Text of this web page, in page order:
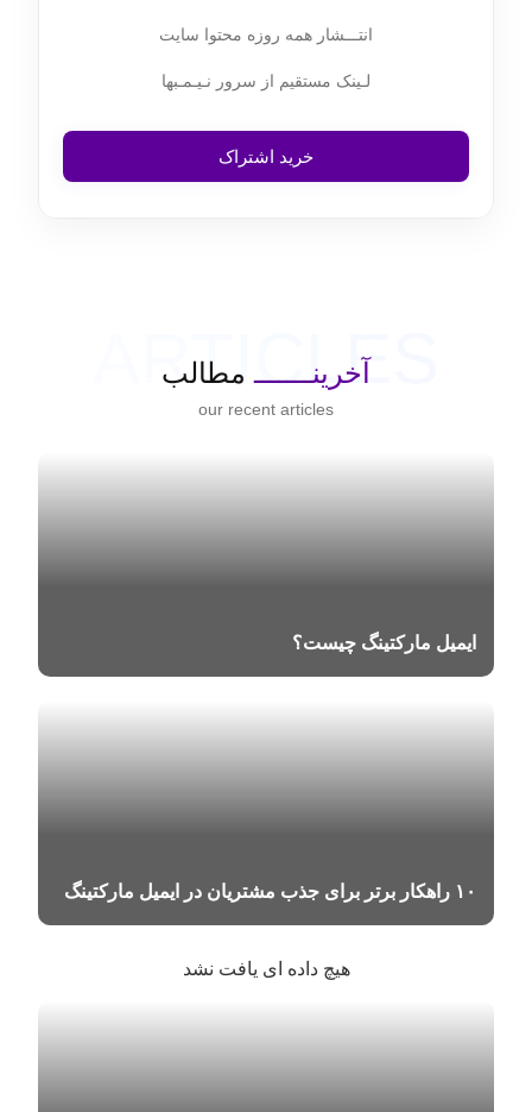
انتـــشار همه روزه محتوا سایت
لـینک مستقیم از سرور نـیـمـبها
خرید اشتراک
ARTICLES
آخرینـــــــمطالب
our recent articles
ایمیل مارکتینگ چیست؟
هیچ داده ای یافت نشد